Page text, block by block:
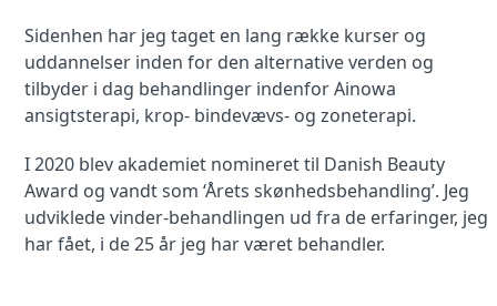
Sidenhen har jeg taget en lang række kurser og
uddannelser inden for den alternative verden og
tilbyder i dag behandlinger indenfor Ainowa
ansigtsterapi, krop- bindevævs- og zoneterapi.
I 2020 blev akademiet nomineret til Danish Beauty
Award og vandt som ‘Årets skønhedsbehandling’. Jeg
udviklede vinder-behandlingen ud fra de erfaringer, jeg
har fået, i de 25 år jeg har været behandler.